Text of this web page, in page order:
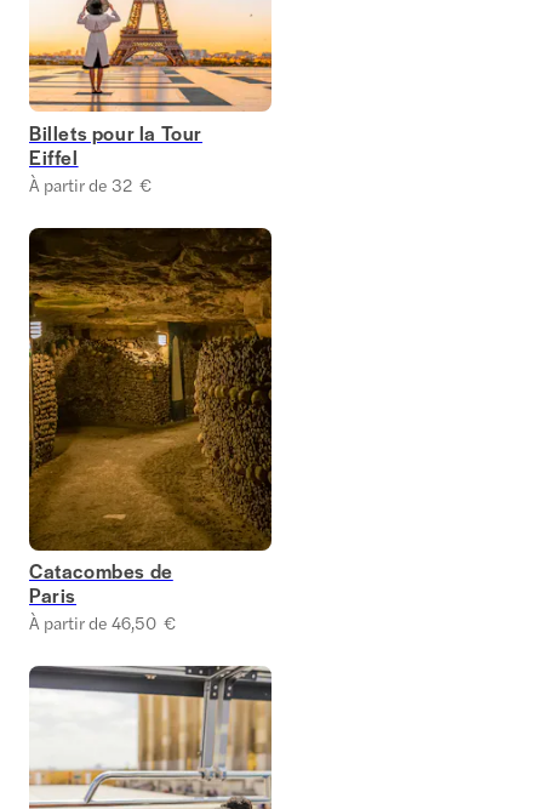
Billets pour la Tour
Eiffel
À partir de 32 €
Catacombes de
Paris
À partir de 46,50 €